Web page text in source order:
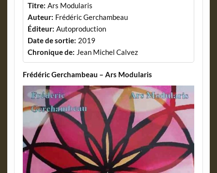
Titre: Ars Modularis
Auteur: Frédéric Gerchambeau
Éditeur: Autoproduction
Date de sortie: 2019
Chronique de: Jean Michel Calvez
Frédéric Gerchambeau – Ars Modularis